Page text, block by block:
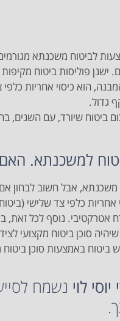
לביטוח משכנתא
ישנן פוליסות ביטוח
הוא כיסוי אחריות
גדול.
ביטוח שיורד, עם
למשכנתא.
אבל חשוב לבחון
כלפי צד שלישי
נוסף לכל זאת,
סוכן ביטוח מקצועי
ביטוח באמצעות סוכן
לוי נשמח